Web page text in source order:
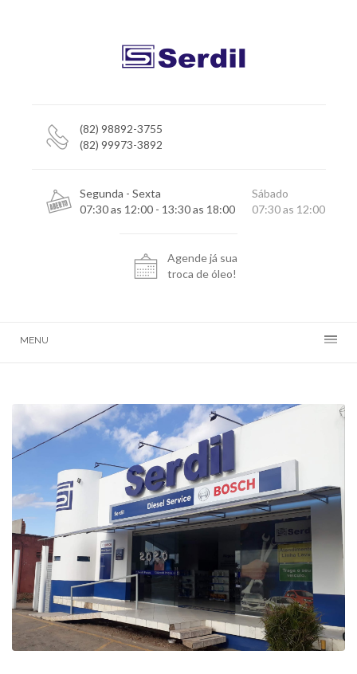
(82) 98892-3755
(82) 99973-3892
Segunda - Sexta
07:30 as 12:00 - 13:30 as 18:00
Sábado
07:30 as 12:00
Agende já sua
troca de óleo!
MENU